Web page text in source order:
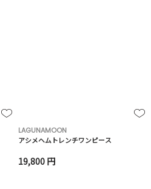
LAGUNAMOON
アシメヘムトレンチワンピース
19,800 円